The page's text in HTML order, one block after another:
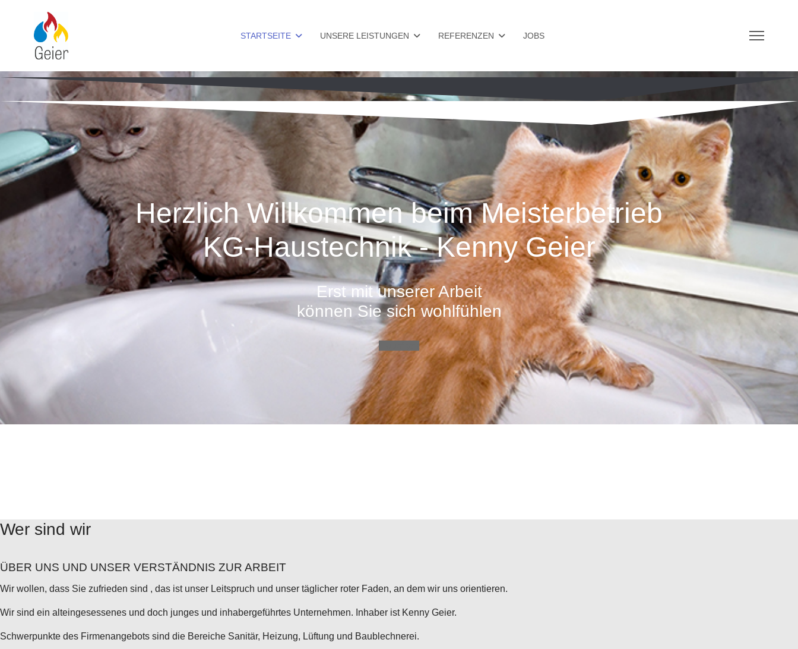
STARTSEITE UNSERE LEISTUNGEN REFERENZEN JOBS
Herzlich Willkommen beim Meisterbetrieb
KG-Haustechnik - Kenny Geier
Erst mit unserer Arbeit
können Sie sich wohlfühlen
Wer sind wir
ÜBER UNS UND UNSER VERSTÄNDNIS ZUR ARBEIT
Wir wollen, dass Sie zufrieden sind , das ist unser Leitspruch und unser täglicher roter Faden, an dem wir uns orientieren.
Wir sind ein alteingesessenes und doch junges und inhabergeführtes Unternehmen. Inhaber ist Kenny Geier.
Schwerpunkte des Firmenangebots sind die Bereiche Sanitär, Heizung, Lüftung und Baublechnerei.